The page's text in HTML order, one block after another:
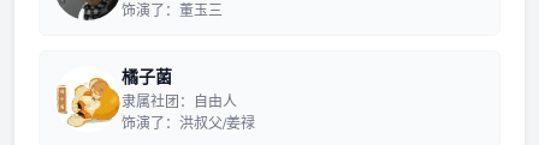
饰演了：董玉三
橘子菌
隶属社团：自由人
饰演了：洪叔父/姜禄